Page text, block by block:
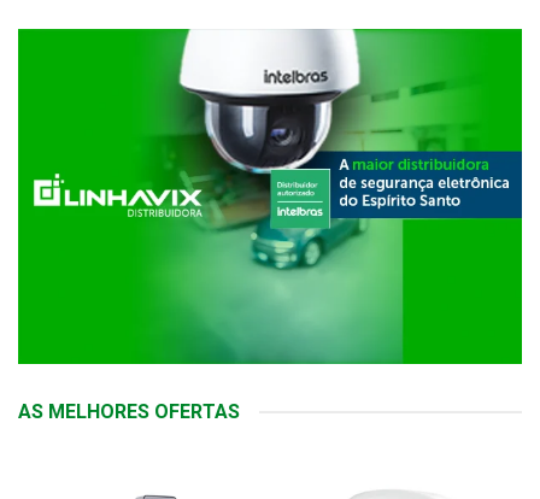
AS MELHORES OFERTAS